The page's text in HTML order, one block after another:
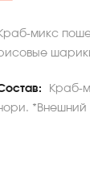
микс
Краб-
*Внешний